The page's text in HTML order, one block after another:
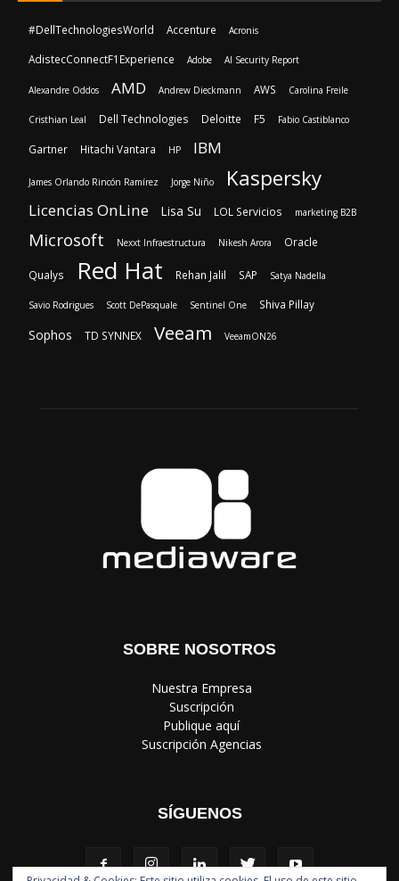
#DellTechnologiesWorld Accenture Acronis
AdistecConnectF1Experience Adobe AI Security Report
Alexandre Oddos AMD Andrew Dieckmann AWS Carolina Freile
Cristhian Leal Dell Technologies Deloitte F5 Fabio Castiblanco
Gartner Hitachi Vantara HP IBM
James Orlando Rincón Ramírez Jorge Niño Kaspersky
Licencias OnLine Lisa Su LOL Servicios marketing B2B
Microsoft Nexxt Infraestructura Nikesh Arora Oracle
Qualys Red Hat Rehan Jalil SAP Satya Nadella
Savio Rodrigues Scott DePasquale Sentinel One Shiva Pillay
Sophos TD SYNNEX Veeam VeeamON26
SOBRE NOSOTROS
‎ Nuestra Empresa
‎ Suscripción
‎ Publique aquí
‎ Suscripción Agencias
SÍGUENOS